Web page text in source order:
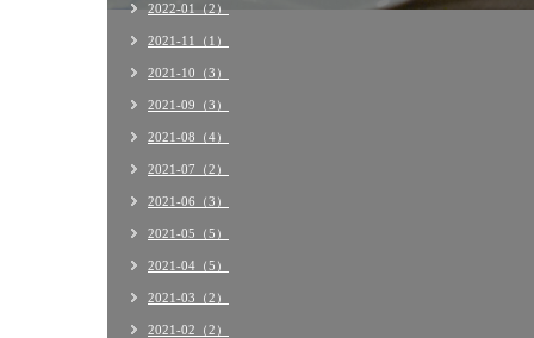
2022-01（2）
2021-11（1）
2021-10（3）
2021-09（3）
2021-08（4）
2021-07（2）
2021-06（3）
2021-05（5）
2021-04（5）
2021-03（2）
2021-02（2）